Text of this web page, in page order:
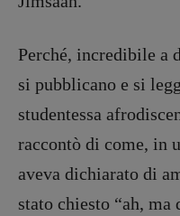
Perché, incredibile a
si pubblicano e si
studentessa
raccontò di come, in
aveva dichiarato di
stato chiesto “ah,